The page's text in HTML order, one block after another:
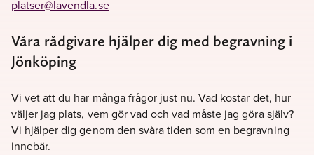
platser@lavendla.se
Våra rådgivare hjälper dig med begravning i
Jönköping
Vi vet att du har många frågor just nu. Vad kostar det, hur
väljer jag plats, vem gör vad och vad måste jag göra själv?
Vi hjälper dig genom den svåra tiden som en begravning
innebär.